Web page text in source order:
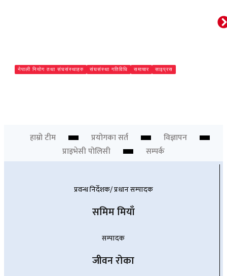
नेपाली नियोग तथा संघसंस्थाहरु संघसंस्था गतिविधि समाचार साइप्रस
हाम्रो टीम प्रयोगका सर्त
विज्ञापन
प्राइभेसी पोलिसी
सम्पर्क
प्रवन्ध निर्देशक/ प्रधान सम्पादक
समिम मियाँ
सम्पादक
जीवन रोका